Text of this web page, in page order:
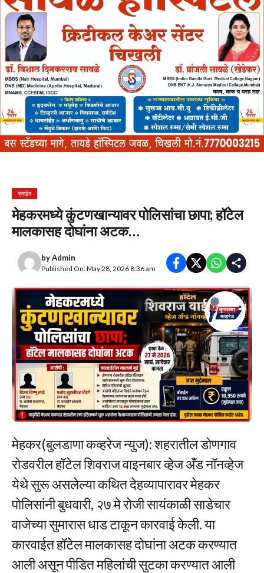
क्राईम
मेहकरमध्ये कुंटणखान्यावर पोलिसांचा छापा; हॉटेल
मालकासह दोघांना अटक…
byAdmin
Published On: May 28, 2026 8:36 am
मेहकर(बुलडाणा कव्हरेज न्युज): शहरातील डोणगाव
रोडवरील हॉटेल शिवराज वाइनबार व्हेज अँड नॉनव्हेज
येथे सुरू असलेल्या कथित देहव्यापारावर मेहकर
पोलिसांनी बुधवारी, २७ मे रोजी सायंकाळी साडेचार
वाजेच्या सुमारास धाड टाकून कारवाई केली. या
कारवाईत हॉटेल मालकासह दोघांना अटक करण्यात
आली असून पीडित महिलांची सुटका करण्यात आली